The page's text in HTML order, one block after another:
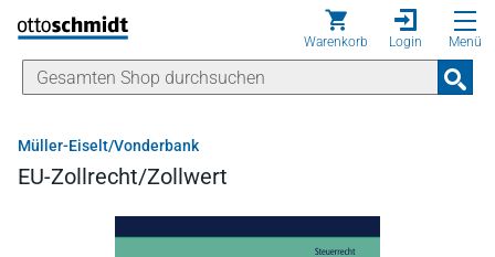
Direkt zum Inhalt
Warenkorb Login Menü
Müller-Eiselt/Vonderbank
EU-Zollrecht/Zollwert